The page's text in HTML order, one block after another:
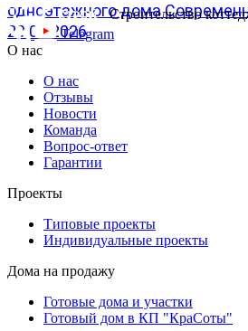
одноэтажного дома
20.07.2026
Строительство
Telegram
О нас
О нас
Отзывы
Новости
Команда
Вопрос-ответ
Гарантии
Проекты
Типовые проекты
Индивидуальные проекты
Дома на продажу
Готовые дома и участки
Готовый дом в КП "КраСоты"